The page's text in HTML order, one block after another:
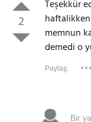
2
Teşekkür
memnun
demedi o
Paylaş: